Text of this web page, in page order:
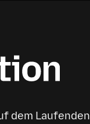
dem Laufenden